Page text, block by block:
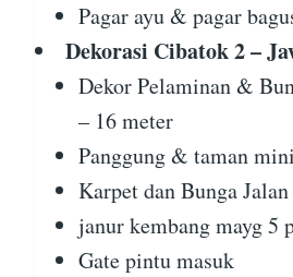
Pagar ayu & pagar
Dekorasi Cibatok 2 –
Dekor Pelaminan &
– 16 meter
Panggung & taman
Karpet dan Bunga Jalan
janur kembang mayg 5
Gate pintu masuk